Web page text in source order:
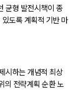
균형 발전시책이 종
도록 계획적 기반 마
시하는 개념적 최상
의 전략계획 순환 노